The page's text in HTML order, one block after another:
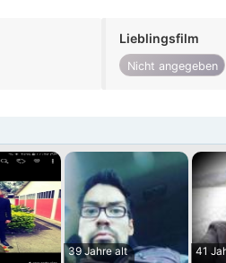
Lieblingsfilm
Nicht angegeben
39 Jahre alt
41